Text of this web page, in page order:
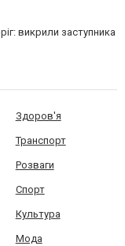
викрили заступника
Здоров'я
Транспорт
Розваги
Спорт
Культура
Мода